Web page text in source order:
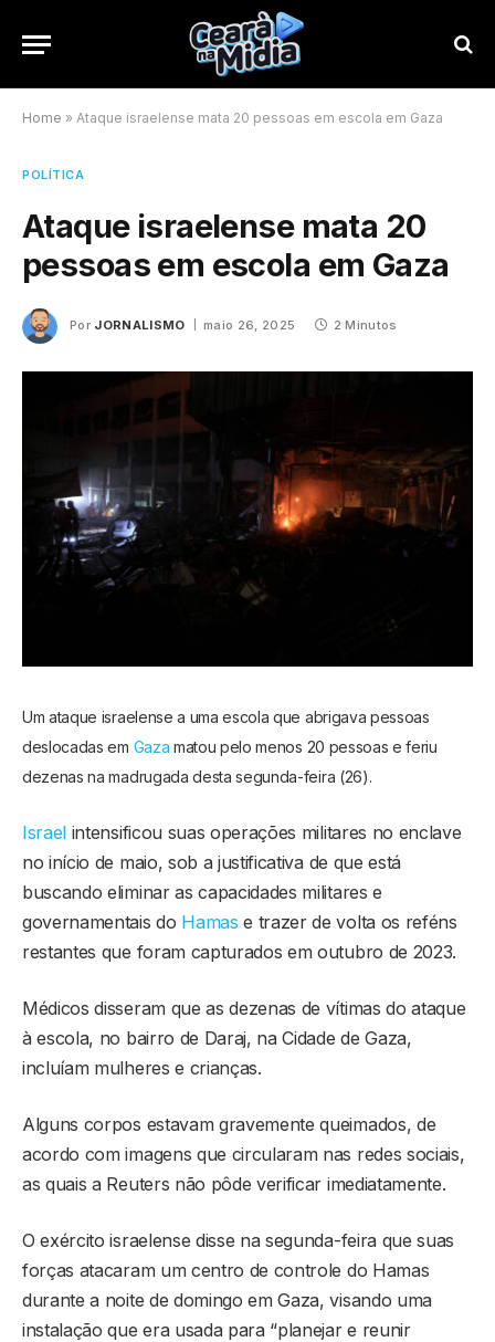
Home » Ataque israelense mata 20 pessoas em escola em Gaza
POLÍTICA
Ataque israelense mata 20
pessoas em escola em Gaza
Por JORNALISMO maio 26, 2025 2 Minutos
Um ataque israelense a uma escola que abrigava pessoas
deslocadas em Gaza matou pelo menos 20 pessoas e feriu
dezenas na madrugada desta segunda-feira (26).
Israel intensificou suas operações militares no enclave
no início de maio, sob a justificativa de que está
buscando eliminar as capacidades militares e
governamentais do Hamas e trazer de volta os reféns
restantes que foram capturados em outubro de 2023.
Médicos disseram que as dezenas de vítimas do ataque
à escola, no bairro de Daraj, na Cidade de Gaza,
incluíam mulheres e crianças.
Alguns corpos estavam gravemente queimados, de
acordo com imagens que circularam nas redes sociais,
as quais a Reuters não pôde verificar imediatamente.
O exército israelense disse na segunda-feira que suas
forças atacaram um centro de controle do Hamas
durante a noite de domingo em Gaza, visando uma
instalação que era usada para “planejar e reunir